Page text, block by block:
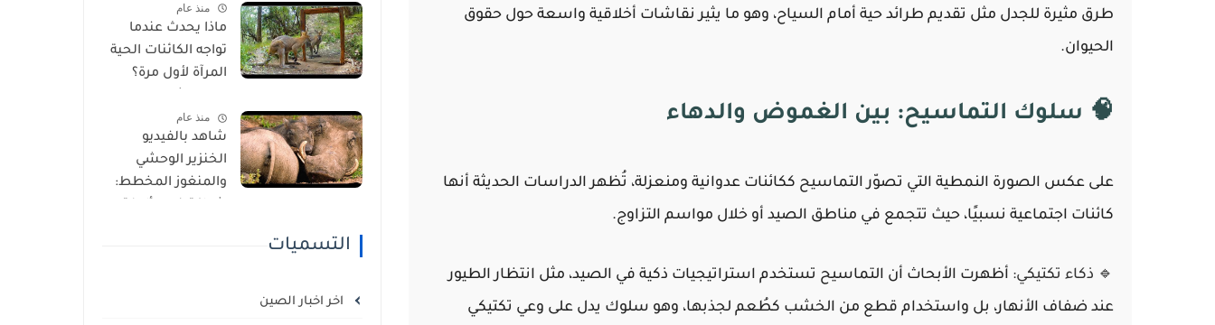
طرق مثيرة للجدل مثل تقديم طرائد حية أمام السياح، وهو ما يثير نقاشات أخلاقية واسعة حول حقوق
الحيوان.
🧠 سلوك التماسيح: بين الغموض والدهاء
على عكس الصورة النمطية التي تصوّر التماسيح ككائنات عدوانية ومنعزلة، تُظهر الدراسات الحديثة أنها
كائنات اجتماعية نسبيًا، حيث تتجمع في مناطق الصيد أو خلال مواسم التزاوج.
🔹 ذكاء تكتيكي: أظهرت الأبحاث أن التماسيح تستخدم استراتيجيات ذكية في الصيد، مثل انتظار الطيور
عند ضفاف الأنهار، بل واستخدام قطع من الخشب كطُعم لجذبها، وهو سلوك يدل على وعي تكتيكي
أخطر الأمراض في
إفريقيا!
منذ عام
ماذا يحدث عندما
تواجه الكائنات الحية
المرآة لأول مرة؟
للسلوك والوعي
الذاتي
منذ عام
شاهد بالفيديو
الخنزير الوحشي
والمنغوز المخطط:
التسميات
اخر اخبار الصين